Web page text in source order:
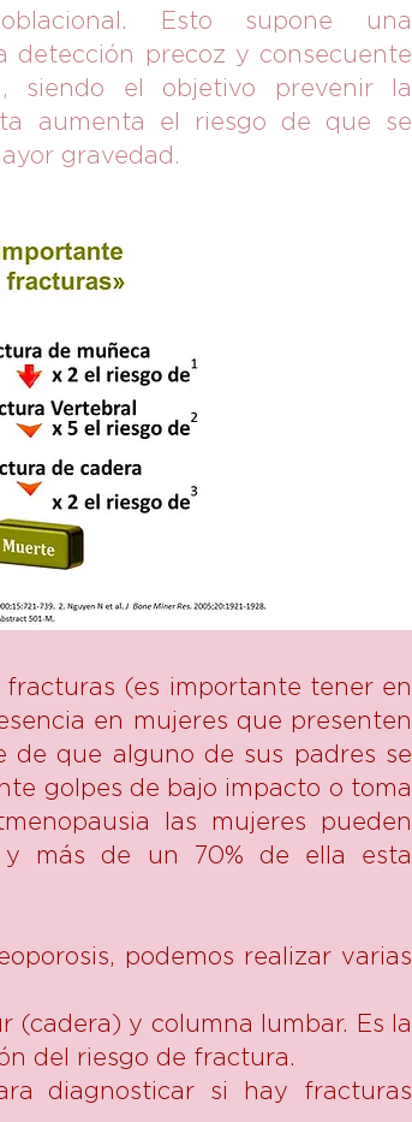
Esto supone una
detección precoz y consecuente
siendo el objetivo prevenir la
aumenta el riesgo de que se
gravedad.
fracturas (es importante tener en
en mujeres que presenten
de que alguno de sus padres se
golpes de bajo impacto o toma
las mujeres pueden
más de un 70% de ella esta
podemos realizar varias
(cadera) y columna lumbar. Es la
del riesgo de fractura.
diagnosticar si hay fracturas